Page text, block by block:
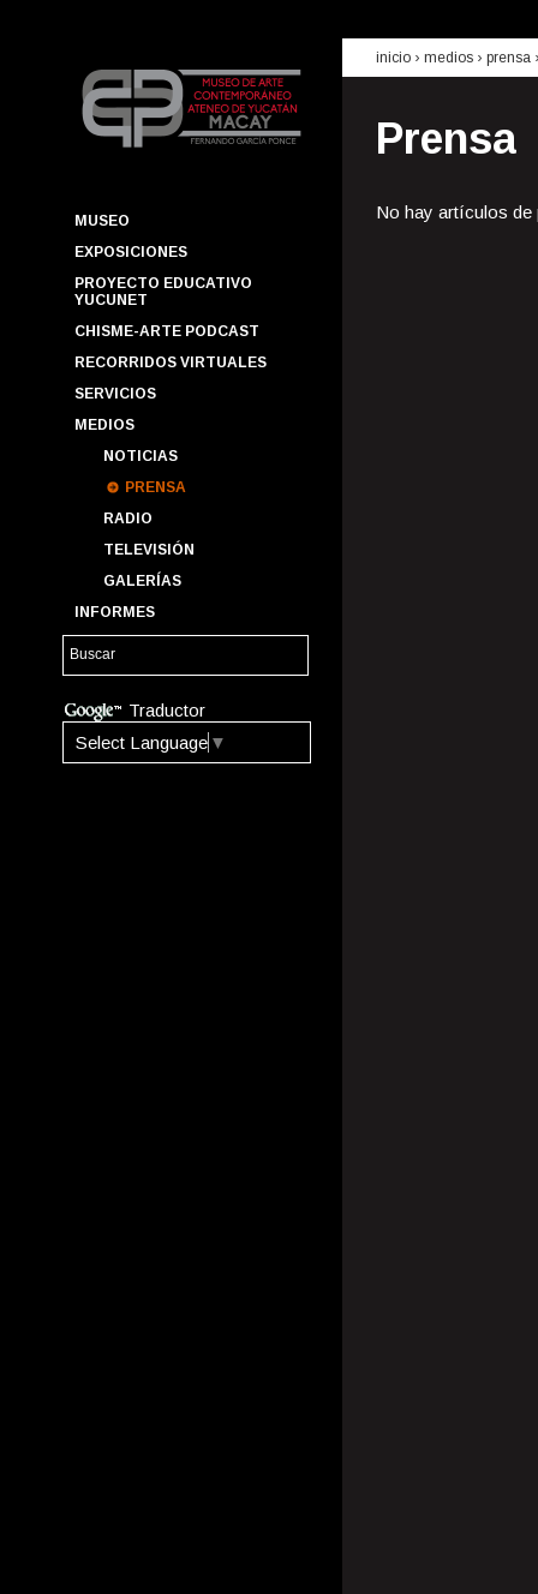
MUSEO
EXPOSICIONES
PROYECTO EDUCATIVO
YUCUNET
CHISME-ARTE PODCAST
RECORRIDOS VIRTUALES
SERVICIOS
MEDIOS
NOTICIAS
PRENSA
RADIO
TELEVISIÓN
GALERÍAS
INFORMES
Traductor
Select Language ▼
inicio › medios › prensa
Prensa
No hay artículos de